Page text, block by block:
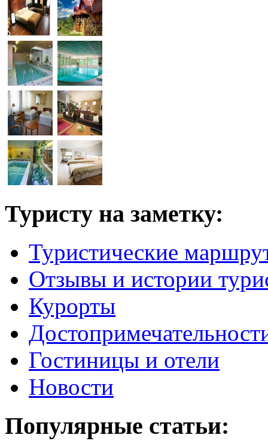
Туристу на заметку:
Туристические
Отзывы и истории
Курорты
Гостиницы и отели
Новости
Популярные статьи: